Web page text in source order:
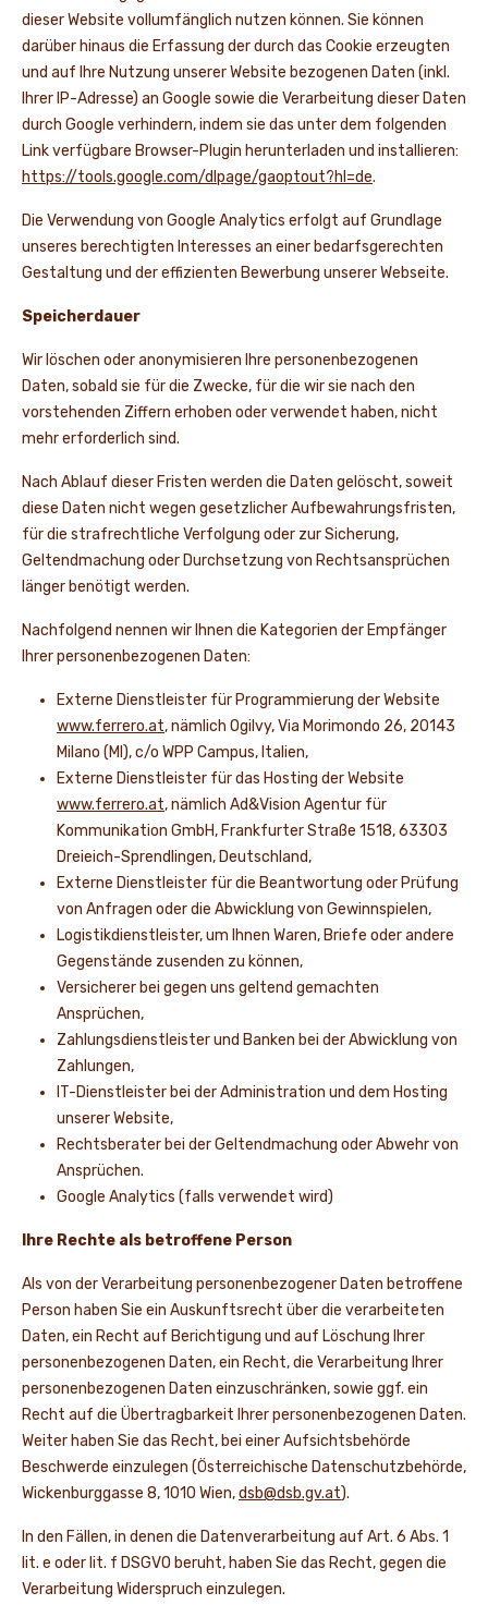
dieser Website vollumfänglich nutzen können. Sie können
darüber hinaus die Erfassung der durch das Cookie erzeugten
und auf Ihre Nutzung unserer Website bezogenen Daten (inkl.
Ihrer IP-Adresse) an Google sowie die Verarbeitung dieser Daten
durch Google verhindern, indem sie das unter dem folgenden
Link verfügbare Browser-Plugin herunterladen und installieren:
https://tools.google.com/dlpage/gaoptout?hl=de.
Die Verwendung von Google Analytics erfolgt auf Grundlage
unseres berechtigten Interesses an einer bedarfsgerechten
Gestaltung und der effizienten Bewerbung unserer Webseite.
Speicherdauer
Wir löschen oder anonymisieren Ihre personenbezogenen
Daten, sobald sie für die Zwecke, für die wir sie nach den
vorstehenden Ziffern erhoben oder verwendet haben, nicht
mehr erforderlich sind.
Nach Ablauf dieser Fristen werden die Daten gelöscht, soweit
diese Daten nicht wegen gesetzlicher Aufbewahrungsfristen,
für die strafrechtliche Verfolgung oder zur Sicherung,
Geltendmachung oder Durchsetzung von Rechtsansprüchen
länger benötigt werden.
Nachfolgend nennen wir Ihnen die Kategorien der Empfänger
Ihrer personenbezogenen Daten:
Externe Dienstleister für Programmierung der Website
www.ferrero.at, nämlich Ogilvy, Via Morimondo 26, 20143
Milano (MI), c/o WPP Campus, Italien,
Externe Dienstleister für das Hosting der Website
www.ferrero.at, nämlich Ad&Vision Agentur für
Kommunikation GmbH, Frankfurter Straße 1518, 63303
Dreieich-Sprendlingen, Deutschland,
Externe Dienstleister für die Beantwortung oder Prüfung
von Anfragen oder die Abwicklung von Gewinnspielen,
Logistikdienstleister, um Ihnen Waren, Briefe oder andere
Gegenstände zusenden zu können,
Versicherer bei gegen uns geltend gemachten
Ansprüchen,
Zahlungsdienstleister und Banken bei der Abwicklung von
Zahlungen,
IT-Dienstleister bei der Administration und dem Hosting
unserer Website,
Rechtsberater bei der Geltendmachung oder Abwehr von
Ansprüchen.
Google Analytics (falls verwendet wird)
Ihre Rechte als betroffene Person
Als von der Verarbeitung personenbezogener Daten betroffene
Person haben Sie ein Auskunftsrecht über die verarbeiteten
Daten, ein Recht auf Berichtigung und auf Löschung Ihrer
personenbezogenen Daten, ein Recht, die Verarbeitung Ihrer
personenbezogenen Daten einzuschränken, sowie ggf. ein
Recht auf die Übertragbarkeit Ihrer personenbezogenen Daten.
Weiter haben Sie das Recht, bei einer Aufsichtsbehörde
Beschwerde einzulegen (Österreichische Datenschutzbehörde,
Wickenburggasse 8, 1010 Wien,dsb@dsb.gv.at).
In den Fällen, in denen die Datenverarbeitung auf Art. 6 Abs. 1
lit. e oder lit. f DSGVO beruht, haben Sie das Recht, gegen die
Verarbeitung Widerspruch einzulegen.